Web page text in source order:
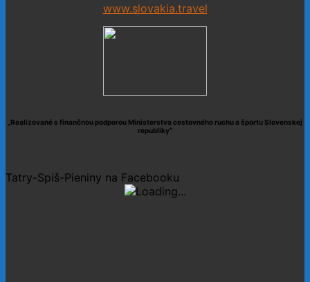
www.slovakia.travel
„Realizované s finančnou podporou Ministerstva cestovného ruchu a športu Slovenskej
republiky“
Tatry-Spiš-Pieniny na Facebooku